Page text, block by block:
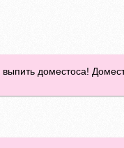
доместоса!